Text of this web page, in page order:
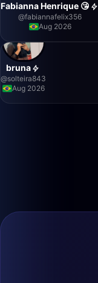
Fabianna Henrique 😘
@fabiannafelix356
Aug 2026
bruna
@solteira843
Aug 2026